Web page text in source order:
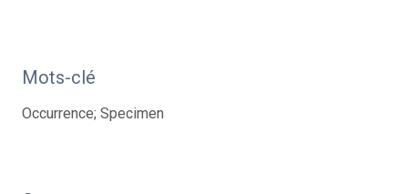
Mots-clé
Occurrence; Specimen